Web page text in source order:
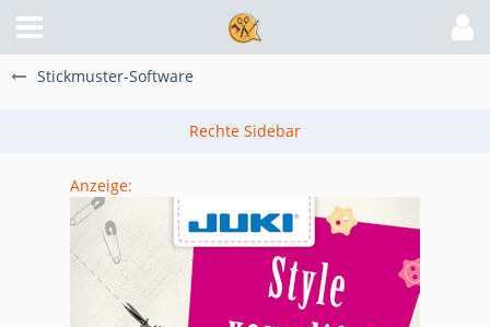
Stickmuster-Software
Anzeige: